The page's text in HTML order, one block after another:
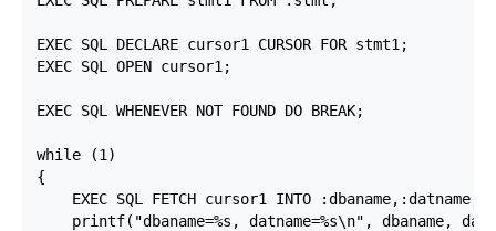
EXEC SQL DECLARE cursor1 CURSOR FOR stmt1;
EXEC SQL OPEN cursor1;
EXEC SQL WHENEVER NOT FOUND DO BREAK;
while (1)
{
    EXEC SQL FETCH cursor1 INTO :dbaname,:datname;
printf("dbaname=%s, datname=%s\n", dbaname,